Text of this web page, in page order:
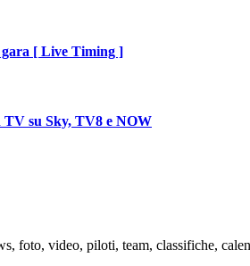
gara [ Live Timing ]
TV su Sky, TV8 e NOW
foto, video, piloti, team, classifiche,